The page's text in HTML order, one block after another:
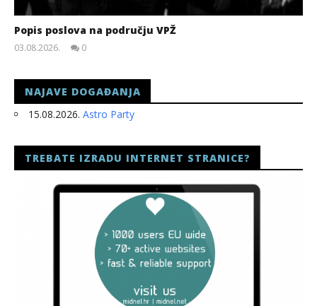
Popis poslova na području VPŽ
03.08.2026.
0
NAJAVE DOGAĐANJA
15.08.2026. Astro Party
TREBATE IZRADU INTERNET STRANICE?